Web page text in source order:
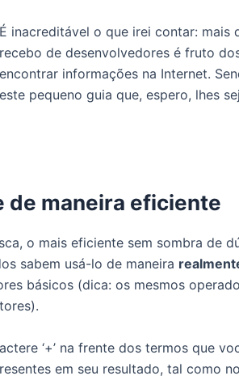
É inacreditável o que irei contar: mais
recebo de desenvolvedores é fruto
encontrar informações na Internet.
este pequeno guia que, espero, lhes
de maneira eficiente
o mais eficiente sem sombra de
sabem usá-lo de maneira
básicos (dica: os mesmos
‘+’ na frente dos termos que
em seu resultado, tal como